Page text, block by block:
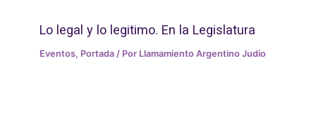
Lo legal y lo legitimo. En la Legislatura
Eventos, Portada / Por Llamamiento Argentino Judio